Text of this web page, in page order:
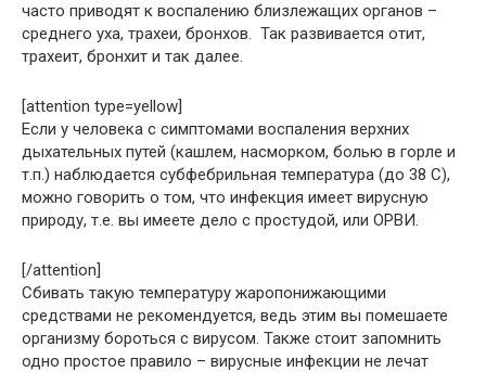
часто приводят к воспалению близлежащих органов –
среднего уха, трахеи, бронхов. Так развивается отит,
трахеит, бронхит и так далее.
[attention type=yellow]
Если у человека с симптомами воспаления верхних
дыхательных путей (кашлем, насморком, болью в горле и
т.п.) наблюдается субфебрильная температура (до 38 С),
можно говорить о том, что инфекция имеет вирусную
природу, т.е. вы имеете дело с простудой, или ОРВИ.
[/attention]
Сбивать такую температуру жаропонижающими
средствами не рекомендуется, ведь этим вы помешаете
организму бороться с вирусом. Также стоит запомнить
одно простое правило – вирусные инфекции не лечат